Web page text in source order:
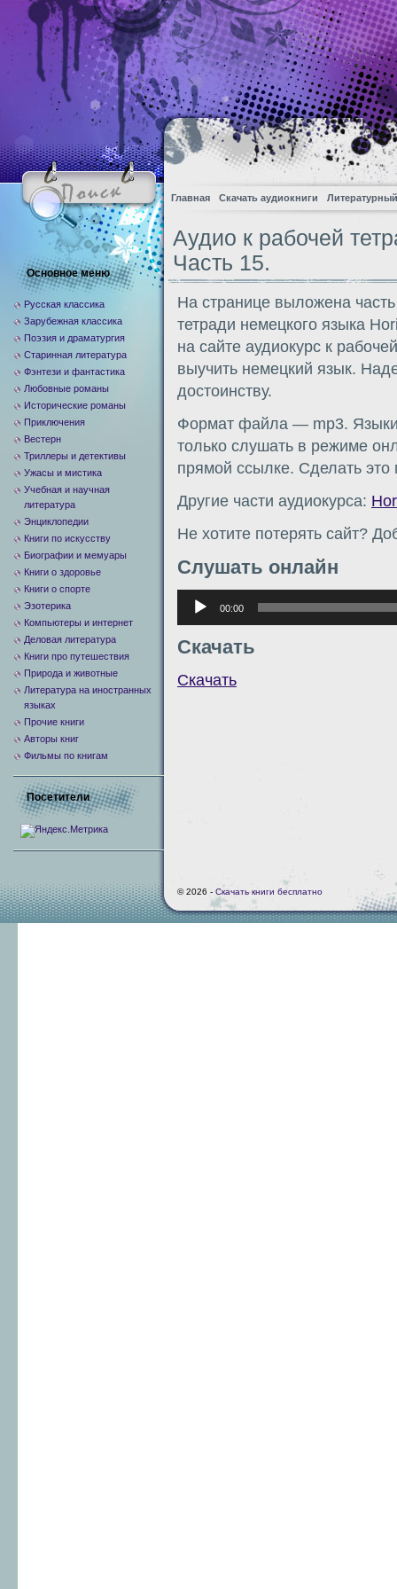
Главная Скачать аудиокниги
Аудио к рабочей
Часть 15.
На странице выложена
тетради немецкого языка
на сайте аудиокурс к
выучить немецкий язык.
достоинству.
Формат файла — mp3.
только слушать в режиме
прямой ссылке. Сделать
Другие части аудиокурса:
Не хотите потерять сайт?
Слушать онлайн
Аудиоплеер
00:00
Скачать
Скачать
Основное меню
Русская классика
Зарубежная классика
Поэзия и драматургия
Старинная литература
Фэнтези и фантастика
Любовные романы
Исторические романы
Приключения
Вестерн
Триллеры и детективы
Ужасы и мистика
Учебная и научная
литература
Энциклопедии
Книги по искусству
Биографии и мемуары
Книги о здоровье
Книги о спорте
Эзотерика
Компьютеры и интернет
Деловая литература
Книги про путешествия
Природа и животные
Литература на иностранных
языках
Прочие книги
Авторы книг
Фильмы по книгам
Посетители
© 2026 - Скачать книги бесплатно